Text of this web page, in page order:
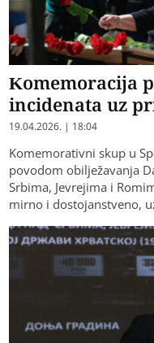
Komemoracija
incidenata uz
19.04.2026. | 18:04
Komemorativni skup u
povodom obilježavanja
Srbima, Jevrejima i
mirno i dostojanstveno,